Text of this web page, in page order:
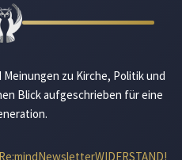
zu Kirche, Politik und
Blick aufgeschrieben für eine
Re:mindNewsletterWIDERSTAND!